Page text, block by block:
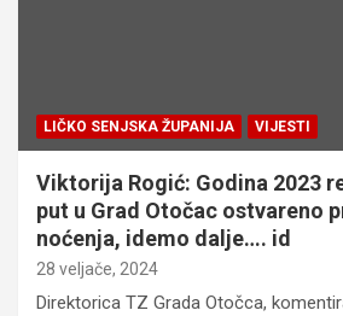
LIČKO SENJSKA ŽUPANIJA VIJESTI
Viktorija Rogić: Godina 2023
put u Grad Otočac ostvareno
noćenja, idemo dalje…. id
28 veljače, 2024
Direktorica TZ Grada Otočca,